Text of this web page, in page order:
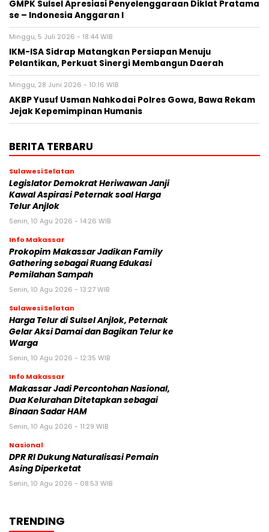
GMPK Sulsel Apresiasi Penyelenggaraan Diklat Pratama
se – Indonesia Anggaran I
Minggu, 5 Juli 2026 - 18:44 WIB
IKM-ISA Sidrap Matangkan Persiapan Menuju
Pelantikan, Perkuat Sinergi Membangun Daerah
Minggu, 28 Juni 2026 - 10:16 WIB
AKBP Yusuf Usman Nahkodai Polres Gowa, Bawa Rekam
Jejak Kepemimpinan Humanis
BERITA TERBARU
Sulawesi Selatan
Legislator Demokrat Heriwawan Janji
Kawal Aspirasi Peternak soal Harga
Telur Anjlok
Senin, 10 Agu 2026 - 14:26 WIB
Info Makassar
Prokopim Makassar Jadikan Family
Gathering sebagai Ruang Edukasi
Pemilahan Sampah
Senin, 10 Agu 2026 - 13:27 WIB
Sulawesi Selatan
Harga Telur di Sulsel Anjlok, Peternak
Gelar Aksi Damai dan Bagikan Telur ke
Warga
Senin, 10 Agu 2026 - 12:35 WIB
Info Makassar
Makassar Jadi Percontohan Nasional,
Dua Kelurahan Ditetapkan sebagai
Binaan Sadar HAM
Senin, 10 Agu 2026 - 11:29 WIB
Nasional
DPR RI Dukung Naturalisasi Pemain
Asing Diperketat
Senin, 10 Agu 2026 - 08:53 WIB
TRENDING